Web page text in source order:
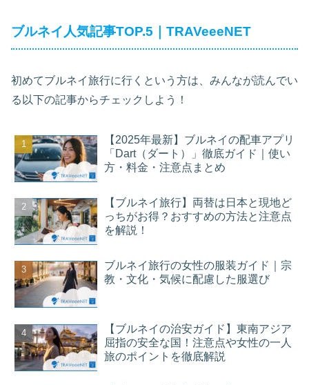
ブルネイ人気記事TOP.5｜TRAVeeeNET
初めてブルネイ旅行に行くという方は、みんなが読んでい
る以下の記事からチェックしよう！
【2025年最新】ブルネイの配車アプリ
「Dart（ダート）」徹底ガイド｜使い
方・料金・注意点まとめ
【ブルネイ旅行】両替は日本と現地ど
っちがお得？おすすめの方法と注意点
を解説！
ブルネイ旅行の女性の服装ガイド｜宗
教・文化・気候に配慮した服選び
【ブルネイの治安ガイド】東南アジア
屈指の安全な国！注意点や女性の一人
旅のポイントを徹底解説